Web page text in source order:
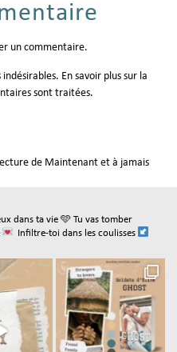
un commentaire.
En savoir plus sur la
sont traitées.
de Maintenant et à jamais
dans ta vie 🩵 Tu vas tomber
Infiltre-toi dans les coulisses